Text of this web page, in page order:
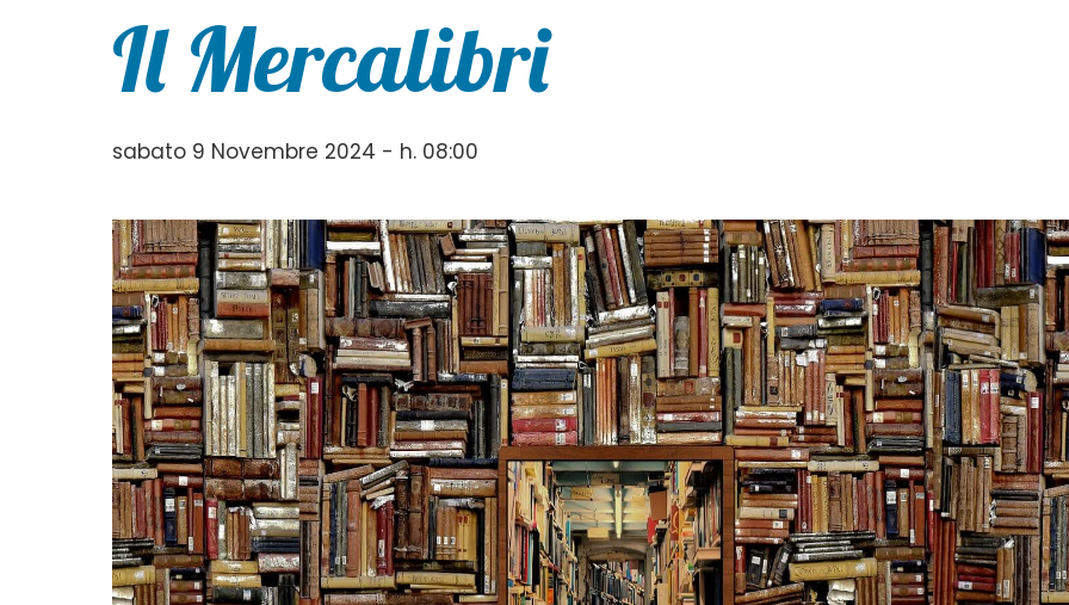
Il Mercalibri
sabato 9 Novembre 2024 - h. 08:00